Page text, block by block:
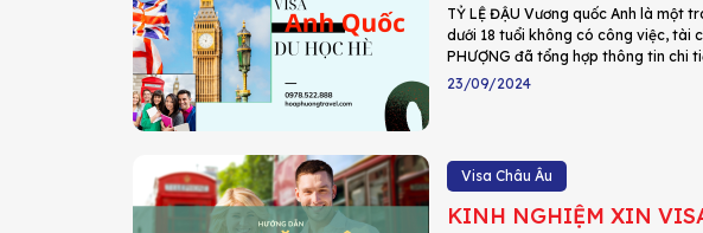
TỶ LỆ ĐẬU Vương quốc Anh là một
dưới 18 tuổi không có công việc, tài
PHƯỢNG đã tổng hợp thông tin chi
23/09/2024
Visa Châu Âu
KINH NGHIỆM XIN